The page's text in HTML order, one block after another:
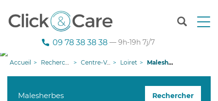
T
n
09 78 38 38 38 — 9h-19h 7j/7
Accueil Recherche aide à domicile Centre-Val de Loire Loiret Malesherbes
Rechercher